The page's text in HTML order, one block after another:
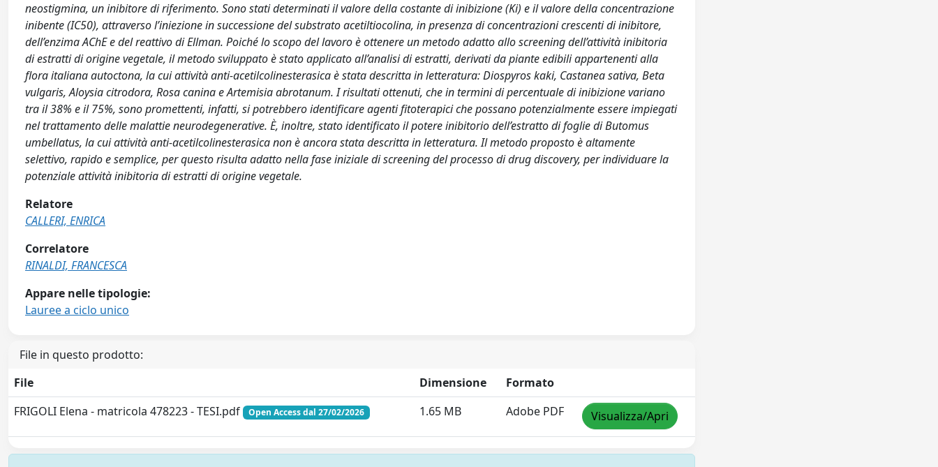
neostigmina, un inibitore di riferimento. Sono stati determinati il valore della costante di inibizione (Ki) e il valore della concentrazione
inibente (IC50), attraverso l’iniezione in successione del substrato acetiltiocolina, in presenza di concentrazioni crescenti di inibitore,
dell’enzima AChE e del reattivo di Ellman. Poiché lo scopo del lavoro è ottenere un metodo adatto allo screening dell’attività inibitoria
di estratti di origine vegetale, il metodo sviluppato è stato applicato all’analisi di estratti, derivati da piante edibili appartenenti alla
flora italiana autoctona, la cui attività anti-acetilcolinesterasica è stata descritta in letteratura: Diospyros kaki, Castanea sativa, Beta
vulgaris, Aloysia citrodora, Rosa canina e Artemisia abrotanum. I risultati ottenuti, che in termini di percentuale di inibizione variano
tra il 38% e il 75%, sono promettenti, infatti, si potrebbero identificare agenti fitoterapici che possano potenzialmente essere impiegati
nel trattamento delle malattie neurodegenerative. È, inoltre, stato identificato il potere inibitorio dell’estratto di foglie di Butomus
umbellatus, la cui attività anti-acetilcolinesterasica non è ancora stata descritta in letteratura. Il metodo proposto è altamente
selettivo, rapido e semplice, per questo risulta adatto nella fase iniziale di screening del processo di drug discovery, per individuare la
potenziale attività inibitoria di estratti di origine vegetale.
Relatore
CALLERI, ENRICA
Correlatore
RINALDI, FRANCESCA
Appare nelle tipologie:
Lauree a ciclo unico
File in questo prodotto:
File
Dimensione
Formato
FRIGOLI Elena - matricola 478223 - TESI.pdf
Open Access dal 27/02/2026 1.65 MB Adobe PDF Visualizza/Apri